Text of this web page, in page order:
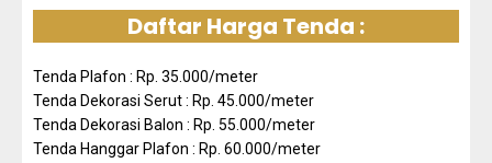
Daftar Harga Tenda :
Tenda Plafon : Rp. 35.000/meter
Tenda Dekorasi Serut : Rp. 45.000/meter
Tenda Dekorasi Balon : Rp. 55.000/meter
Tenda Hanggar Plafon : Rp. 60.000/meter